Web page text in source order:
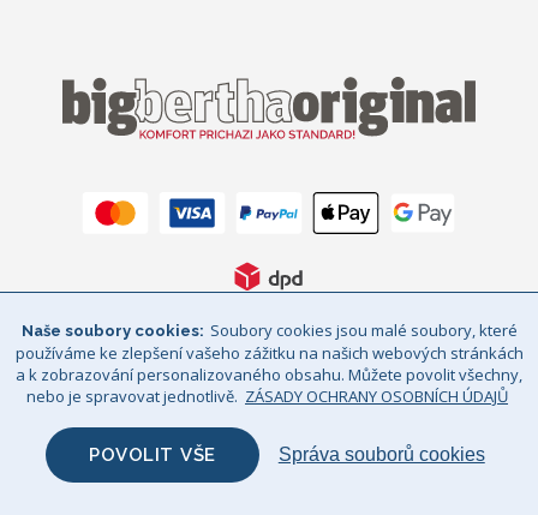
Všeobecné smluvní podmínky
Zásady Ochrany Osobních Údajů
Právní upozornění
© Big Bertha Original 2026
Naše soubory cookies
Soubory cookies jsou malé soubory, které
používáme ke zlepšení vašeho zážitku na našich webových stránkách
a k zobrazování personalizovaného obsahu. Můžete povolit všechny,
nebo je spravovat jednotlivě. ZÁSADY OCHRANY OSOBNÍCH ÚDAJŮ
POVOLIT VŠE Správa souborů cookies